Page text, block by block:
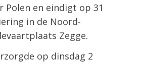
Polen en eindigt op 31
in de Noord-
Zegge.
op dinsdag 2